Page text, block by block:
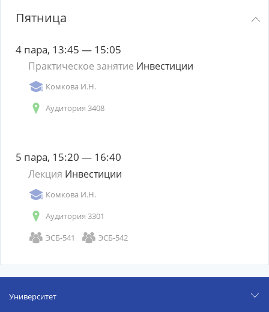
Пятница
4 пара, 13:45 — 15:05
Практическое занятие Инвестиции
Комкова И.Н.
Аудитория 3408
5 пара, 15:20 — 16:40
Лекция Инвестиции
Комкова И.Н.
Аудитория 3301
ЭСБ-541
ЭСБ-542
Университет